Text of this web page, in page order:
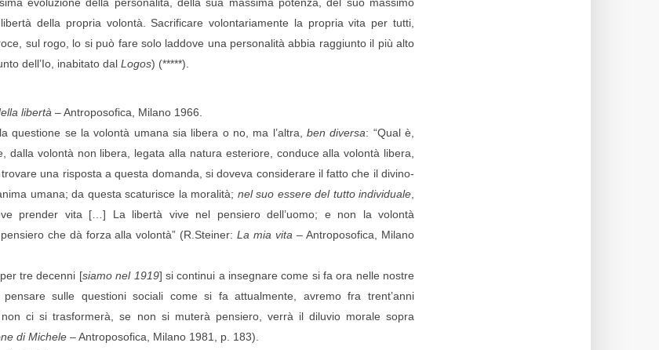
della propria volontà. Sacrificare volontariamente la propria vita per tutti,
sul rogo, lo si può fare solo laddove una personalità abbia raggiunto il più alto
dell’Io, inabitato dal Logos) (*****).
libertà – Antroposofica, Milano 1966.
questione se la volontà umana sia libera o no, ma l’altra, ben diversa: “Qual è,
dalla volontà non libera, legata alla natura esteriore, conduce alla volontà libera,
una risposta a questa domanda, si doveva considerare il fatto che il divino-
umana; da questa scaturisce la moralità; nel suo essere del tutto individuale
prender vita […] La libertà vive nel pensiero dell’uomo; e non la volontà
che dà forza alla volontà” (R.Steiner:La mia vita – Antroposofica, Milano
tre decenni [siamo nel 1919] si continui a insegnare come si fa ora nelle nostre
sulle questioni sociali come si fa attualmente, avremo fra trent’anni
ci si trasformerà, se non si muterà pensiero, verrà il diluvio morale sopra
di Michele – Antroposofica, Milano 1981, p. 183).